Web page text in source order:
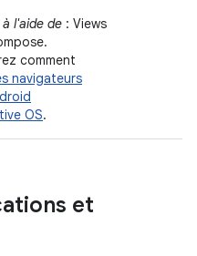
l'aide de : Views
comment
navigateurs
OS.
et